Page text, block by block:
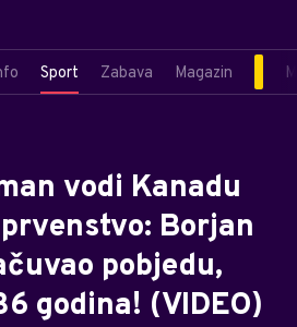
Sport Zabava Magazin
vodi Kanadu
Borjan
pobjedu,
godina! (VIDEO)